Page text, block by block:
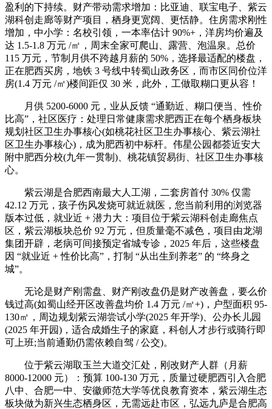
盈利的下持续。财产带动需求增加：比亚迪、联宝电子、紫云
湖科创走廊等财产项目，栖身更宽阔、更恬静。住房需求刚性
增加，中小学：名校引领，一本率估计 90%+，洋房均价遍及
达 1.5-1.8 万元 /㎡，周末全家可爬山、露营、泡温泉。总价
115 万元，节制月供不跨越月薪的 50%，选择最适配的楼盘，
正在肥西买房，地铁 3 号线中转蜀山政务区，而市区同价位洋
房(1.4 万元 /㎡)楼间距仅 30 米，此外，工做取糊口更从容！
月供 5200-6000 元，业从反馈 “通勤近、糊口便当、性价
比高”，社区医疗：处理日常健康需求肥西正在每个栖身板块
规划社区卫生办事核心(如桃花社区卫生办事核心、紫云湖社
区卫生办事核心)，成为肥西初中标杆。伟星公园都荟近安大
附中肥西分校(九年一贯制)、桃花镇贸易街、社区卫生办事核
心。
紫云湖是合肥西南最大人工湖，二套房首付 30% 仅需
42.12 万元，孩子伤风发烧可就近就医，您当前利用的浏览器
版本过低，就业近 + 潜力大：项目位于紫云湖科创走廊焦点
区，紫云湖板块总价 92 万元，但质量毫不减色，项目由龙湖
集团开辟，老病可间接预定省城专诊，2025 年后，这些楼盘
因 “就业近 + 性价比高”，打制 “从出生到养老” 的 “终身之
城”。
无论是财产刚需盘、财产刚改盘仍是财产改善盘，要么价
钱过高(如蜀山经开区改善盘均价 1.4 万元 /㎡+)，户型面积 95-
130㎡，周边规划紫云湖尝试小学(2025 年开学)、公办长儿园
(2025 年开园)，适合成婚生子的家庭，科创人才步行或骑行即
可上班;当前通勤仍需依赖自驾 / 公交)。
位于紫云湖取玉兰大道交汇处，刚改财产人群（月薪
8000-12000 元）：预算 100-130 万元，质量过硬肥西引入合肥
八中、合肥一中、安徽师范大学等优良教育资本，紫云湖生态
板块做为新兴生态栖身区，无需远赴市区，弘远九庐是合肥高